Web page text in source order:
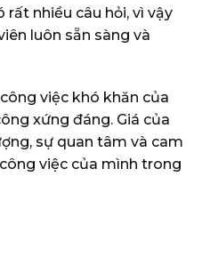
rất nhiều câu hỏi, vì vậy
luôn sẵn sàng và
việc khó khăn của
xứng đáng. Giá của
sự quan tâm và cam
việc của mình trong